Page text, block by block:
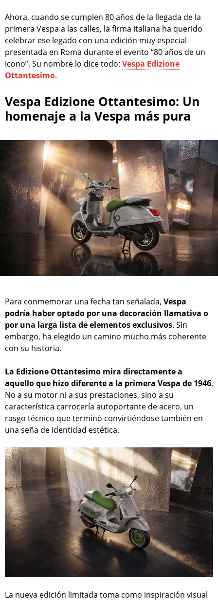
Ahora, cuando se cumplen 80 años de la llegada de la
primera Vespa a las calles, la firma italiana ha querido
celebrar ese legado con una edición muy especial
presentada en Roma durante el evento “80 años de un
icono”. Su nombre lo dice todo: Vespa Edizione
Ottantesimo.
Vespa Edizione Ottantesimo: Un
homenaje a la Vespa más pura
Para conmemorar una fecha tan señalada, Vespa
podría haber optado por una decoración llamativa o
por una larga lista de elementos exclusivos. Sin
embargo, ha elegido un camino mucho más coherente
con su historia.
La Edizione Ottantesimo mira directamente a
aquello que hizo diferente a la primera Vespa de 1946.
No a su motor ni a sus prestaciones, sino a su
característica carrocería autoportante de acero, un
rasgo técnico que terminó convirtiéndose también en
una seña de identidad estética.
La nueva edición limitada toma como inspiración visual